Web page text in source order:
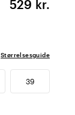
529 kr.
Størrelsesguide
39